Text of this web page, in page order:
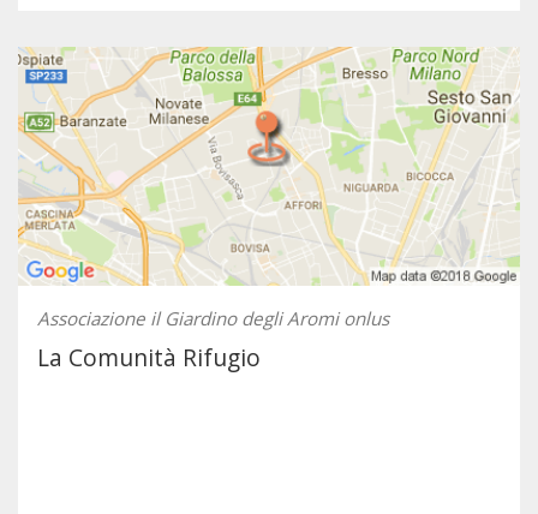
Associazione il Giardino degli Aromi onlus
La Comunità Rifugio